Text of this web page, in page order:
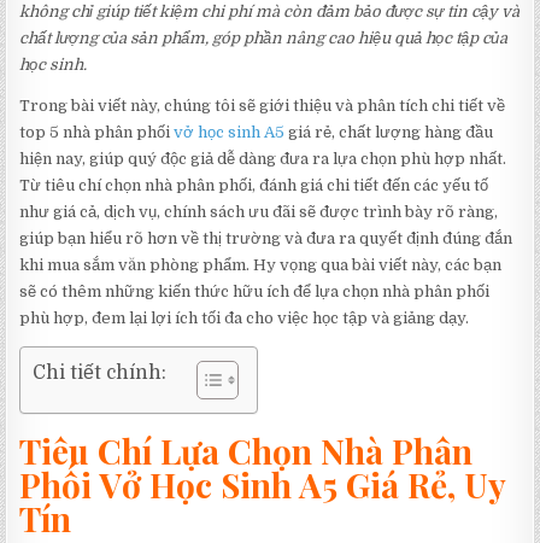
không chỉ giúp tiết kiệm chi phí mà còn đảm bảo được sự tin cậy và
chất lượng của sản phẩm, góp phần nâng cao hiệu quả học tập của
học sinh.
Trong bài viết này, chúng tôi sẽ giới thiệu và phân tích chi tiết về
top 5 nhà phân phốivở học sinh A5 giá rẻ, chất lượng hàng đầu
hiện nay, giúp quý độc giả dễ dàng đưa ra lựa chọn phù hợp nhất.
Từ tiêu chí chọn nhà phân phối, đánh giá chi tiết đến các yếu tố
như giá cả, dịch vụ, chính sách ưu đãi sẽ được trình bày rõ ràng,
giúp bạn hiểu rõ hơn về thị trường và đưa ra quyết định đúng đắn
khi mua sắm văn phòng phẩm. Hy vọng qua bài viết này, các bạn
sẽ có thêm những kiến thức hữu ích để lựa chọn nhà phân phối
phù hợp, đem lại lợi ích tối đa cho việc học tập và giảng dạy.
Chi tiết chính:
Tiêu Chí Lựa Chọn Nhà Phân
Phối Vở Học Sinh A5 Giá Rẻ, Uy
Tín